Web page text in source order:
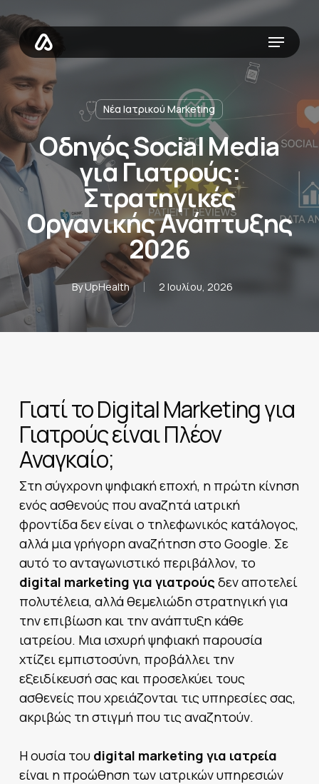
to
main
content
Menu
Νέα Ιατρικού Marketing
Οδηγός Social Media
για Γιατρούς:
Στρατηγικές
Οργανικής Ανάπτυξης
2026
ByUpHealth 2 Ιουλίου, 2026
Γιατί το Digital Marketing για
Γιατρούς είναι Πλέον
Αναγκαίο;
Στη σύγχρονη ψηφιακή εποχή, η πρώτη κίνηση
ενός ασθενούς που αναζητά ιατρική
φροντίδα δεν είναι ο τηλεφωνικός κατάλογος,
αλλά μια γρήγορη αναζήτηση στο Google. Σε
αυτό το ανταγωνιστικό περιβάλλον, το
digital marketing για γιατρούς δεν αποτελεί
πολυτέλεια, αλλά θεμελιώδη στρατηγική για
την επιβίωση και την ανάπτυξη κάθε
ιατρείου. Μια ισχυρή ψηφιακή παρουσία
χτίζει εμπιστοσύνη, προβάλλει την
εξειδίκευσή σας και προσελκύει τους
ασθενείς που χρειάζονται τις υπηρεσίες σας,
ακριβώς τη στιγμή που τις αναζητούν.
Η ουσία του digital marketing για ιατρεία
είναι η προώθηση των ιατρικών υπηρεσιών